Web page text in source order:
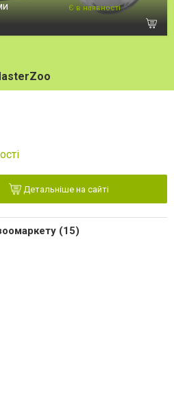
Є в наявності
Детальніше на сайті
(15)